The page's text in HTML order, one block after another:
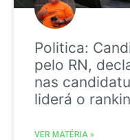
Politica:
pelo RN,
nas
liderá o
VER MATÉRIA »